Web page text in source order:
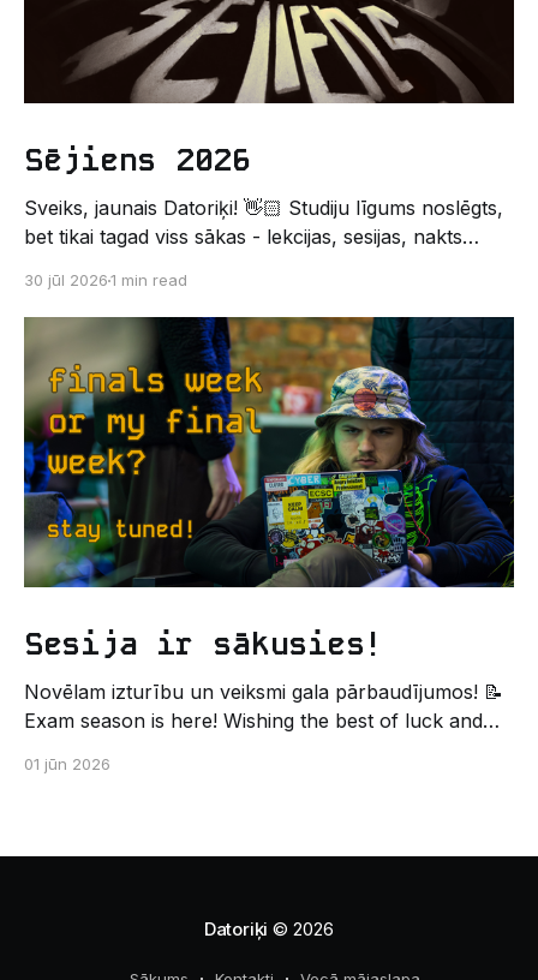
Sējiens 2026
Sveiks, jaunais Datoriķi! 👋🏻 Studiju līgums noslēgts,
bet tikai tagad viss sākas - lekcijas, sesijas, nakts
Un kas gan būtu labāks veids, kā iepazīt savu jauno
dzīvi LU EZTF datoriķu vidē, par došanos uz
leģendāro “Sējienu”? 🐱 Šī pirmsaristoteļa nometne
palīdzēs tev iegūt pirmos draugus, ieskatu studenta
30 jūl 20261 min read
Sesija ir sākusies!
Novēlam izturību un veiksmi gala pārbaudījumos! 📝
Exam season is here! Wishing the best of luck and
pašpārvaldes komunikācijas virziens
01 jūn 2026
Datoriķi © 2026